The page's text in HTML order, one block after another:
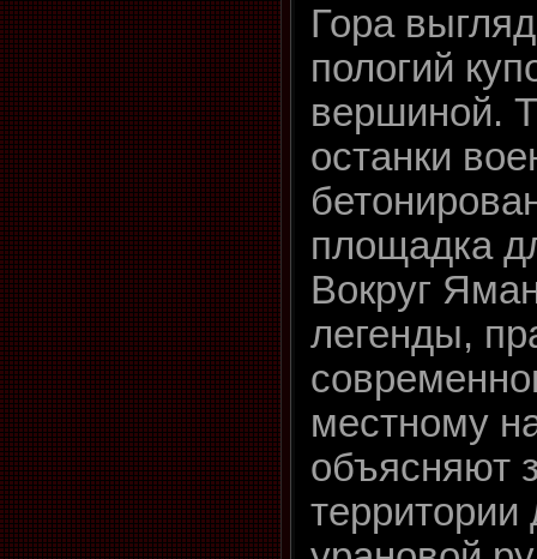
Гора
пологий
вершиной.
останки
площадка
Вокруг
легенды,
местному
объясняют